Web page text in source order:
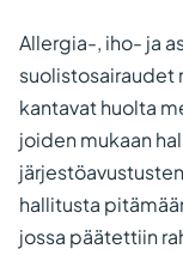
Allergia-, iho- ja
suolistosairaudet
kantavat huolta
joiden mukaan
hallitusta
jossa päätettiin